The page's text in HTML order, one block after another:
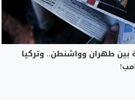
بين طهران وواشنطن.. وتركيا